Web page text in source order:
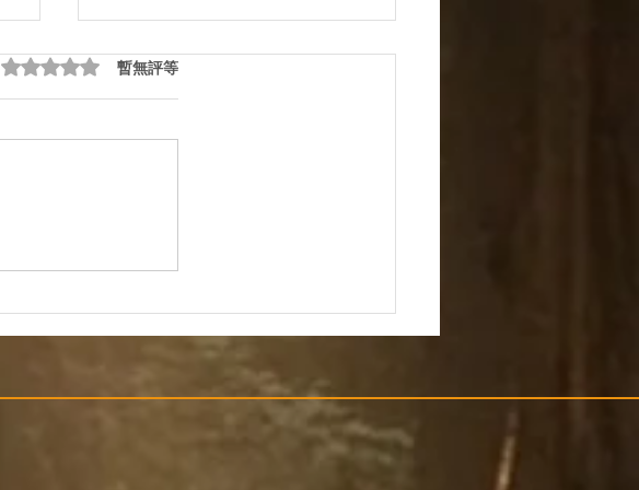
推送支付诈骗造成的损失
評等為 0（最高為 5 顆星）。
暫無評等